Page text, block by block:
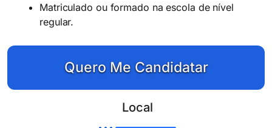
Matriculado ou formado na escola de nível
regular.
Quero Me Candidatar
Local